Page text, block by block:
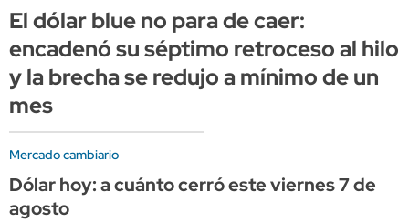
El dólar blue no para de caer:
encadenó su séptimo retroceso al hilo
y la brecha se redujo a mínimo de un
mes
Mercado cambiario
Dólar hoy: a cuánto cerró este viernes 7 de
agosto